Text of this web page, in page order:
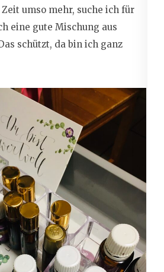
umso mehr, suche ich für
eine gute Mischung aus
schützt, da bin ich ganz